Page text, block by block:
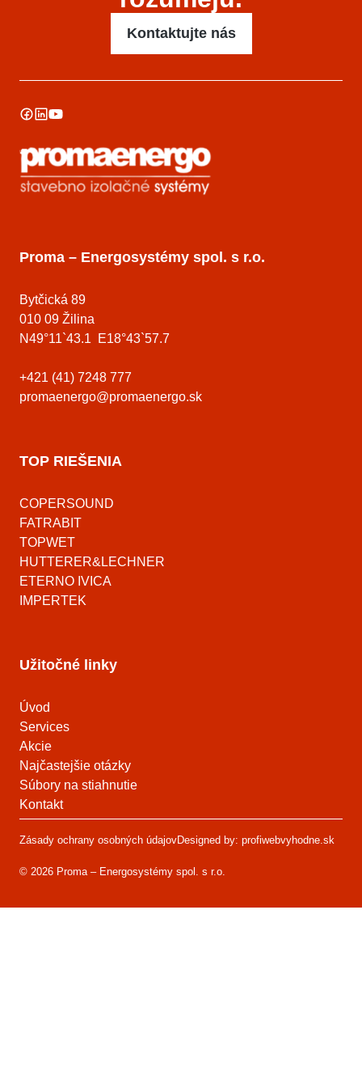
Kontaktujte nás
Proma – Energosystémy spol. s r.o.
Bytčická 89
010 09 Žilina
N49°11`43.1 E18°43`57.7
+421 (41) 7248 777
promaenergo@promaenergo.sk
TOP RIEŠENIA
COPERSOUND
FATRABIT
TOPWET
HUTTERER&LECHNER
ETERNO IVICA
IMPERTEK
Užitočné linky
Úvod
Services
Akcie
Najčastejšie otázky
Súbory na stiahnutie
Kontakt
© 2026 Proma – Energosystémy spol. s r.o.
Zásady ochrany osobných údajovDesigned by: profiwebvyhodne.sk